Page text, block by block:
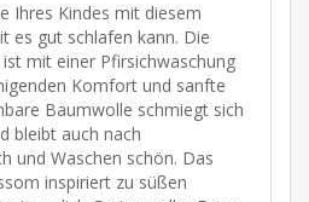
Ihres Kindes mit diesem
es gut schlafen kann. Die
mit einer Pfirsichwaschung
Komfort und sanfte
Baumwolle schmiegt sich
bleibt auch nach
und Waschen schön. Das
inspiriert zu süßen